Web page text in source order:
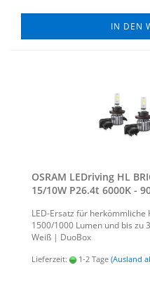
IN DEN
OSRAM LED­ri­ving HL
15/10W P26.4t 6000K -
LED-​Ersatz für
1500/1000 Lumen und bis zu
Weiß | Duo­Box
Lieferzeit: 1-2 Tage (Ausland